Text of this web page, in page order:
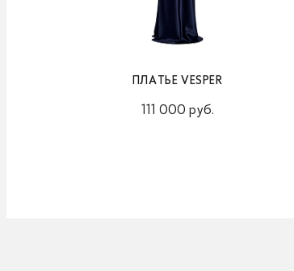
ПЛАТЬЕ VESPER
111 000 руб.